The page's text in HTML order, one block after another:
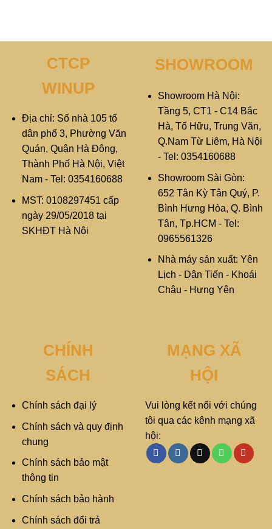
CTCP
WINUP
Địa chỉ: Số nhà 105 tổ
dân phố 3, Phường Văn
Quán, Quận Hà Đông,
Thành Phố Hà Nội, Việt
Nam - Tel: 0354160688
MST: 0108297451 cấp
ngày 29/05/2018 tại
SKHĐT Hà Nội
SHOWROOM
Showroom Hà Nội:
Tầng 5, CT1 - C14 Bắc
Hà, Tố Hữu, Trung Văn,
Q.Nam Từ Liêm, Hà Nội
- Tel: 0354160688
Showroom Sài Gòn:
652 Tân Kỳ Tân Quý, P.
Bình Hưng Hòa, Q. Bình
Tân, Tp.HCM - Tel:
0965561326
Nhà máy sản xuất: Yên
Lịch - Dân Tiến - Khoái
Châu - Hưng Yên
CHÍNH
SÁCH
Chính sách đại lý
Chính sách và quy định
chung
Chính sách bảo mật
thông tin
Chính sách bảo hành
Chính sách đổi trả
MẠNG XÃ
HỘI
Vui lòng kết nối với chúng
tôi qua các kênh mạng xã
hội: